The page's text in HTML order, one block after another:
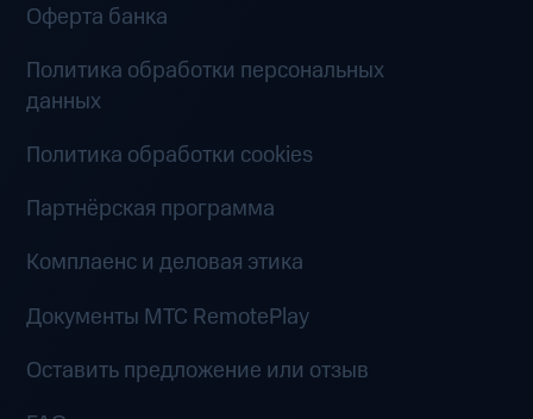
Оферта банка
Политика обработки персональных
данных
Политика обработки cookies
Партнёрская программа
Комплаенс и деловая этика
Документы MTC RemotePlay
Оставить предложение или отзыв